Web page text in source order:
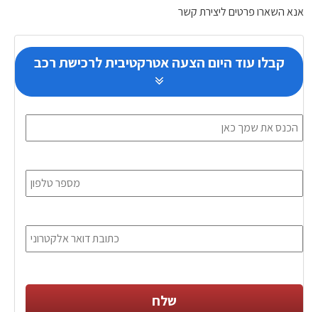
אנא השארו פרטים ליצירת קשר
קבלו עוד היום הצעה אטרקטיבית לרכישת רכב